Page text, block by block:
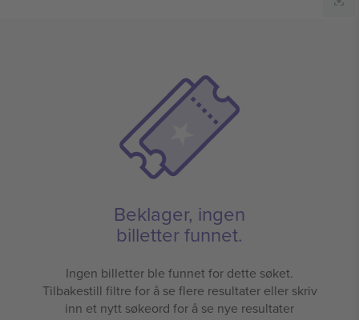
Beklager, ingen
billetter funnet.
Ingen billetter ble funnet for dette søket.
Tilbakestill filtre for å se flere resultater eller skriv
inn et nytt søkeord for å se nye resultater